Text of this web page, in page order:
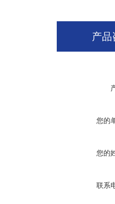
产品
您的
您的
联系